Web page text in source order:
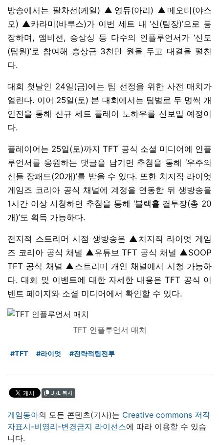
방송에서는 팔차선(케일) ▲영듀(아리) ▲메오티(야스
오) ▲카라미(바루스)가 이번 세트 내 ‘신(팀장)’으로 등
장하며, 앰비션, 승상싱 등 다수의 인플루언서가 ‘신도
(팀원)’로 참여해 총상금 3천만 원을 두고 대결을 펼친
다.
대회 첫날인 24일(금)에는 팀 선정을 위한 사전 매치가
열린다. 이어 25일(토) 본 대회에서는 팀별로 두 명씩 개
인전을 통해 신규 세트 플레이 노하우를 선보일 예정이
다.
플레이어는 25일(토)까지 TFT 공식 소셜 미디어에 인플
루언서를 응원하는 댓글을 남기면 추첨을 통해 ‘우주의
신들 장패드(20개)’를 받을 수 있다. 또한 치지직 라이엇
게임즈 코리아 공식 채널에 계정을 연동한 뒤 생방송을
1시간 이상 시청하면 추첨을 통해 ‘블랙홀 결투장(총 20
개)’도 획득 가능하다.
전지적 스트리머 시점 생방송은 ▲치지직 라이엇 게임
즈 코리아 공식 채널 ▲유튜브 TFT 공식 채널 ▲SOOP
TFT 공식 채널 ▲스트리머 개인 채널에서 시청 가능하
다. 대회 및 이벤트에 대한 자세한 내용은 TFT 공식 이
벤트 페이지와 소셜 미디어에서 확인할 수 있다.
TFT 인플루언서 매치
#TFT #라이엇 #전략적팀전투
URL 복사
게임동아의 모든 콘텐츠(기사)는 Creative commons 저작
자표시-비영리-변경금지 라이선스에 따라 이용할 수 있습
니다.